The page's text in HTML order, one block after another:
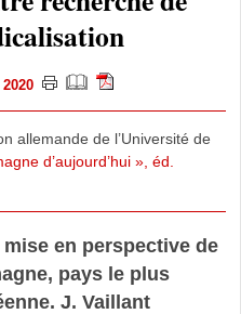
allemande de l’Université de
d’aujourd’hui », éd.
en perspective de
pays le plus
J. Vaillant